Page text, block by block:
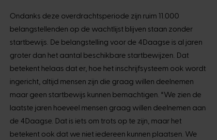
Ondanks deze overdrachtsperiode zijn ruim 11.000
belangstellenden op de wachtlijst blijven staan zonder
startbewijs. De belangstelling voor de 4Daagse is al jaren
groter dan het aantal beschikbare startbewijzen. Dat
betekent helaas dat er, hoe het inschrijfsysteem ook wordt
ingericht, altijd mensen zijn die graag willen deelnemen
maar geen startbewijs kunnen bemachtigen. “We zien de
laatste jaren hoeveel mensen graag willen deelnemen aan
de 4Daagse. Dat is iets om trots op te zijn, maar het
betekent ook dat we niet iedereen kunnen plaatsen. We